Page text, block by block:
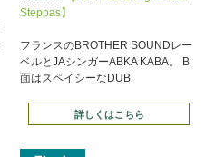
Steppas】
フランスのBROTHER SOUNDレー
ベルとJAシンガーABKA KABA。 B
面はスペイシーなDUB
詳しくはこちら